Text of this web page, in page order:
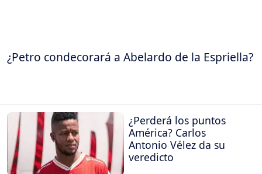
¿Petro condecorará a Abelardo de la Espriella?
¿Perderá los puntos
América? Carlos
Antonio Vélez da su
veredicto